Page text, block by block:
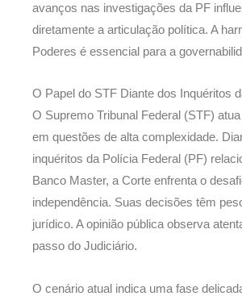
avanços nas investigações da PF
diretamente a articulação política. A
Poderes é essencial para a
O Papel do STF Diante dos Inquéritos
O Supremo Tribunal Federal (STF)
em questões de alta complexidade.
inquéritos da Polícia Federal (PF)
Banco Master, a Corte enfrenta o
independência. Suas decisões têm
jurídico. A opinião pública observa
passo do Judiciário.
O cenário atual indica uma fase